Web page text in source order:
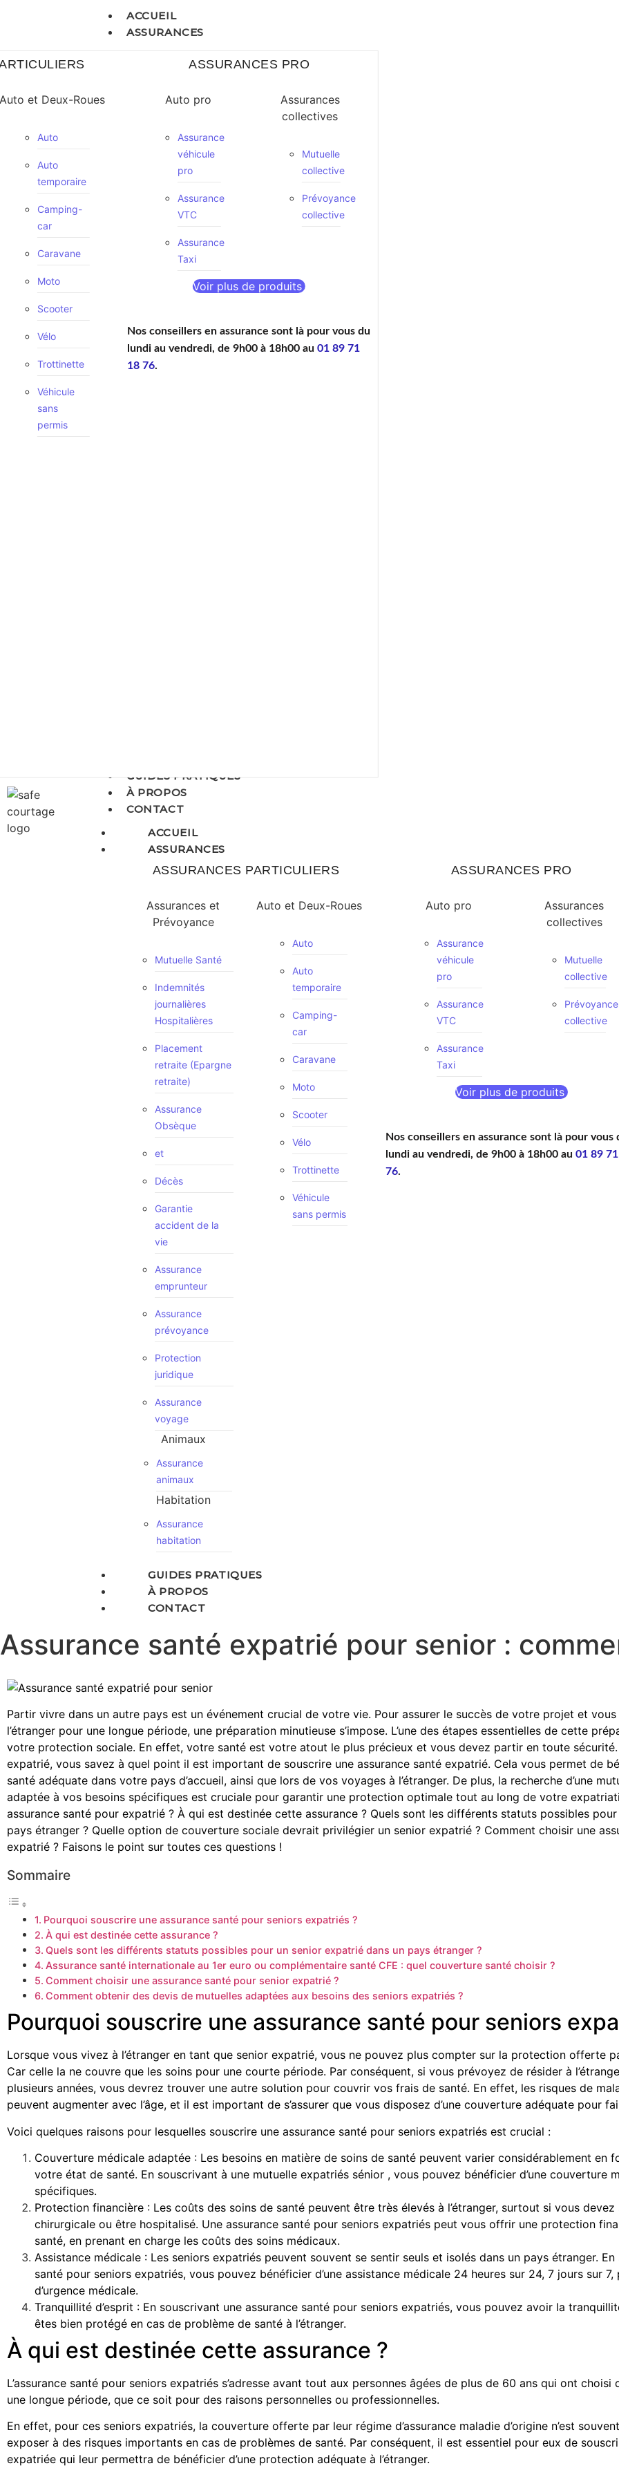
ACCUEIL
ASSURANCES
Auto et Deux-Roues
Auto
Auto
temporaire
Camping-
car
Caravane
Moto
Scooter
Vélo
Trottinette
Véhicule
sans
permis
ASSURANCES PRO
Auto pro
Assurance
véhicule
pro
Assurance
VTC
Assurance
Taxi
Assurances
collectives
Mutuelle
collective
Prévoyance
collective
Voir plus de produits
Nos conseillers en assurance sont là pour vous du
lundi au vendredi, de 9h00 à 18h00 au 01 89 71
18 76.
GUIDES PRATIQUES
À PROPOS
CONTACT
ACCUEIL
ASSURANCES
ASSURANCES PARTICULIERS
Assurances et
Prévoyance
Mutuelle Santé
Indemnités
journalières
Hospitalières
Placement
retraite (Epargne
retraite)
Assurance
Obsèque
et
Décès
Garantie
accident de la
vie
Assurance
emprunteur
Assurance
prévoyance
Protection
juridique
Assurance
voyage
Animaux
Assurance
animaux
Habitation
Assurance
habitation
Auto et Deux-Roues
Auto
Auto
temporaire
Camping-
car
Caravane
Moto
Scooter
Vélo
Trottinette
Véhicule
sans permis
ASSURANCES PRO
Auto pro
Assurance
véhicule
pro
Assurance
VTC
Assurance
Taxi
Assurances
collectives
Mutuelle
collective
Prévoyance
collective
Voir plus de produits
Nos conseillers en assurance sont là pour vous
lundi au vendredi, de 9h00 à 18h00 au01 89
76.
GUIDES PRATIQUES
À PROPOS
CONTACT
Assurance santé expatrié pour senior :
Partir vivre dans un autre pays est un événement crucial de votre vie. Pour assurer le succès de votre projet et
l’étranger pour une longue période, une préparation minutieuse s’impose. L’une des étapes essentielles de cette
votre protection sociale. En effet, votre santé est votre atout le plus précieux et vous devez partir en toute
expatrié, vous savez à quel point il est important de souscrire une assurance santé expatrié. Cela vous permet de
santé adéquate dans votre pays d’accueil, ainsi que lors de vos voyages à l’étranger. De plus, la recherche d’une
adaptée à vos besoins spécifiques est cruciale pour garantir une protection optimale tout au long de votre
assurance santé pour expatrié ? À qui est destinée cette assurance ? Quels sont les différents statuts possibles
pays étranger ? Quelle option de couverture sociale devrait privilégier un senior expatrié ? Comment choisir une
expatrié ? Faisons le point sur toutes ces questions !
Sommaire
Pourquoi souscrire une assurance santé pour seniors expatriés ?
À qui est destinée cette assurance ?
Quels sont les différents statuts possibles pour un senior expatrié dans un pays étranger ?
Assurance santé internationale au 1er euro ou complémentaire santé CFE : quel couverture santé choisir ?
Comment choisir une assurance santé pour senior expatrié ?
Comment obtenir des devis de mutuelles adaptées aux besoins des seniors expatriés ?
Pourquoi souscrire une assurance santé pour seniors
Lorsque vous vivez à l’étranger en tant que senior expatrié, vous ne pouvez plus compter sur la protection offerte
Car celle la ne couvre que les soins pour une courte période. Par conséquent, si vous prévoyez de résider à
plusieurs années, vous devrez trouver une autre solution pour couvrir vos frais de santé. En effet, les risques de
peuvent augmenter avec l’âge, et il est important de s’assurer que vous disposez d’une couverture adéquate pour
Voici quelques raisons pour lesquelles souscrire une assurance santé pour seniors expatriés est crucial :
Couverture médicale adaptée : Les besoins en matière de soins de santé peuvent varier considérablement en
votre état de santé. En souscrivant à une mutuelle expatriés sénior , vous pouvez bénéficier d’une couverture
spécifiques.
Protection financière : Les coûts des soins de santé peuvent être très élevés à l’étranger, surtout si vous
chirurgicale ou être hospitalisé. Une assurance santé pour seniors expatriés peut vous offrir une protection
santé, en prenant en charge les coûts des soins médicaux.
Assistance médicale : Les seniors expatriés peuvent souvent se sentir seuls et isolés dans un pays étranger.
santé pour seniors expatriés, vous pouvez bénéficier d’une assistance médicale 24 heures sur 24, 7 jours sur
d’urgence médicale.
Tranquillité d’esprit : En souscrivant une assurance santé pour seniors expatriés, vous pouvez avoir la
êtes bien protégé en cas de problème de santé à l’étranger.
À qui est destinée cette assurance ?
L’assurance santé pour seniors expatriés s’adresse avant tout aux personnes âgées de plus de 60 ans qui ont choisi
une longue période, que ce soit pour des raisons personnelles ou professionnelles.
En effet, pour ces seniors expatriés, la couverture offerte par leur régime d’assurance maladie d’origine n’est
exposer à des risques importants en cas de problèmes de santé. Par conséquent, il est essentiel pour eux de
expatriée qui leur permettra de bénéficier d’une protection adéquate à l’étranger.